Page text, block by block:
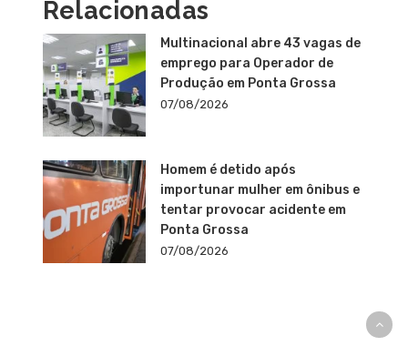
Relacionadas
Multinacional abre 43 vagas de
emprego para Operador de
Produção em Ponta Grossa
07/08/2026
Homem é detido após
importunar mulher em ônibus e
tentar provocar acidente em
Ponta Grossa
07/08/2026